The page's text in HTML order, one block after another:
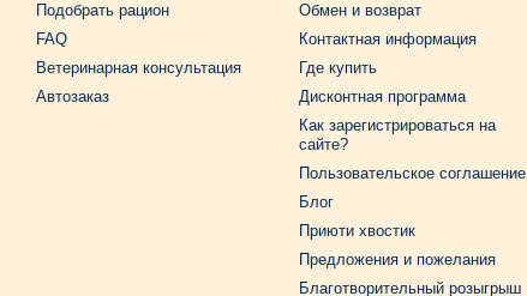
Подобрать рацион
FAQ
Ветеринарная консультация
Автозаказ
Обмен и возврат
Контактная информация
Где купить
Дисконтная программа
Как зарегистрироваться на
сайте?
Пользовательское соглашение
Блог
Приюти хвостик
Предложения и пожелания
Благотворительный розыгрыш